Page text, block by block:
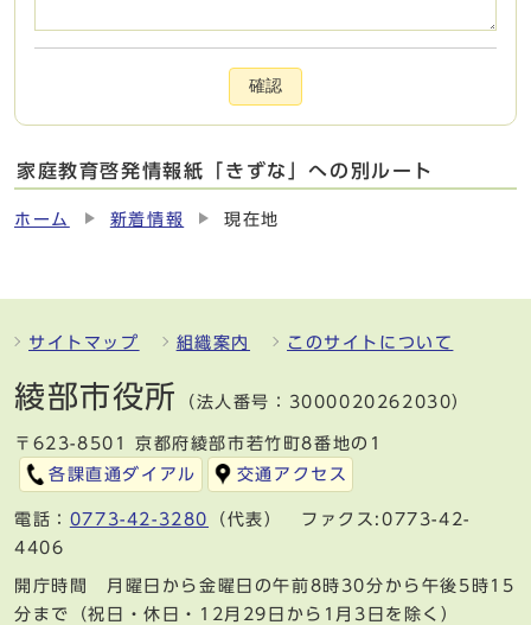
確認
家庭教育啓発情報紙「きずな」への別ルート
ホーム 新着情報 現在地
サイトマップ 組織案内 このサイトについて
綾部市役所 （法人番号：3000020262030）
〒623-8501 京都府綾部市若竹町8番地の1
各課直通ダイアル
交通アクセス
電話： 0773-42-3280
（代表） ファクス:0773-42-
4406
開庁時間 月曜日から金曜日の午前8時30分から午後5時15
分まで（祝日・休日・12月29日から1月3日を除く）